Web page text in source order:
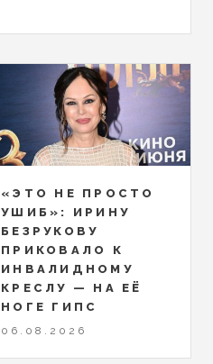
«ЭТО НЕ ПРОСТО
УШИБ»: ИРИНУ
БЕЗРУКОВУ
ПРИКОВАЛО К
ИНВАЛИДНОМУ
КРЕСЛУ — НА ЕЁ
НОГЕ ГИПС
06.08.2026